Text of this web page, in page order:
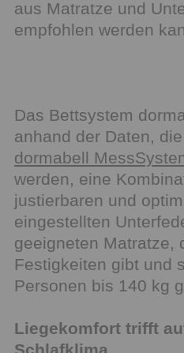
aus Matratze und
empfohlen werden
Das Bettsystem
anhand der Daten,
dormabell
werden, eine
justierbaren und
eingestellten
geeigneten Matratze,
Festigkeiten gibt und
Personen bis 140 kg
Liegekomfort trifft